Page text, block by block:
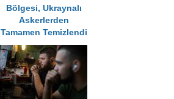
Bölgesi, Ukraynalı
Askerlerden
Tamamen Temizlendi